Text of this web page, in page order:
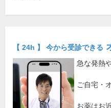
【 24h 】 今から受診できる
急な発熱
ご自宅・
お薬はお